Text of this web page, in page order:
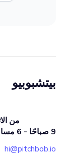
بيتشبوبيو
من
9 صباحًا - 6 مساءً
hi@pitchbob.io